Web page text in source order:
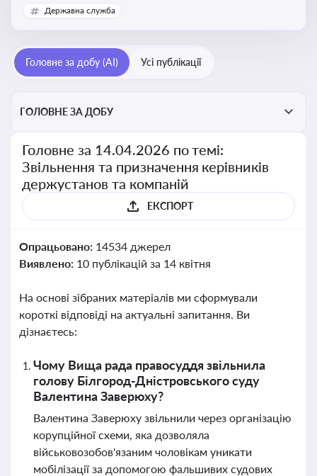
установ та підприємств
Державна служба
Головне за добу (AI) Усі публікації
ГОЛОВНЕ ЗА ДОБУ
Головне за 14.04.2026 по темі:
Звільнення та призначення керівників
держустанов та компаній
ЕКСПОРТ
Опрацьовано: 14534 джерел
Виявлено: 10 публікацій за 14 квітня
На основі зібраних матеріалів ми сформували
короткі відповіді на актуальні запитання. Ви
дізнаєтесь:
Чому Вища рада правосуддя звільнила
голову Білгород-Дністровського суду
Валентина Заверюху?
Валентина Заверюху звільнили через організацію
корупційної схеми, яка дозволяла
військовозобов'язаним чоловікам уникати
мобілізації за допомогою фальшивих судових